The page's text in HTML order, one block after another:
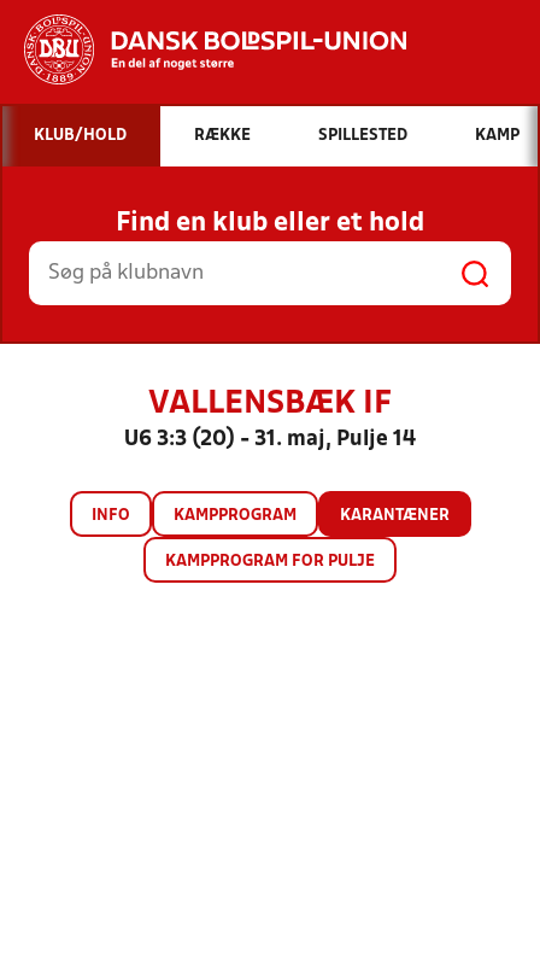
Hvad vil du søge efter?
INDHOLD OG NYHEDER
STILLINGER, RESULTATER, KLUBBER OG
HOLD
KLUB/HOLD RÆKKE SPILLESTED KAMP
Find en klub eller et hold
VALLENSBÆK IF
U6 3:3 (20) - 31. maj, Pulje 14
INFO KAMPPROGRAM KARANTÆNER
KAMPPROGRAM FOR PULJE